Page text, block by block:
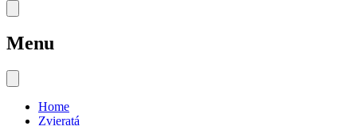
Menu
Home
Zvieratá